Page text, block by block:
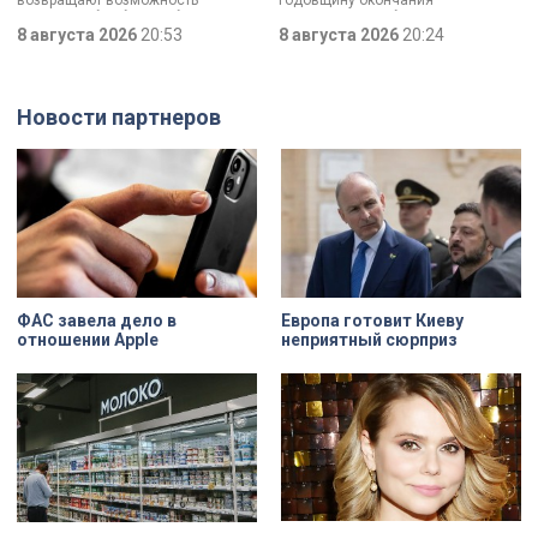
медицинского центра
отмечает Институт травматологии
8 августа 202620:53
воинской славы, который был
8 августа 202620:24
Новости партнеров
ФАС завела дело в
отношении Apple
Европа готовит Киеву
неприятный сюрприз